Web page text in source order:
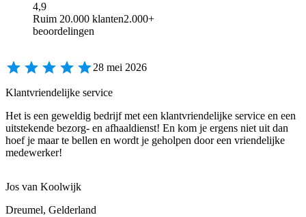
4,9
Ruim 20.000 klanten2.000+
beoordelingen
28 mei 2026
Klantvriendelijke service
Het is een geweldig bedrijf met een klantvriendelijke service en een
uitstekende bezorg- en afhaaldienst! En kom je ergens niet uit dan
hoef je maar te bellen en wordt je geholpen door een vriendelijke
medewerker!
Jos van Koolwijk
Dreumel, Gelderland